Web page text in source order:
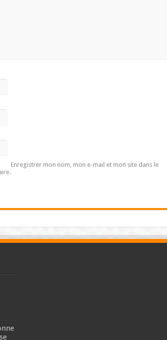
Enregistrer mon nom, mon e-mail et mon site dans le